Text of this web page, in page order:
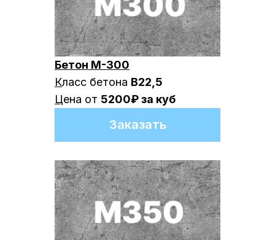
Бетон М-300
Класс бетона В22,5
Цена от 5200₽ за куб
Заказать